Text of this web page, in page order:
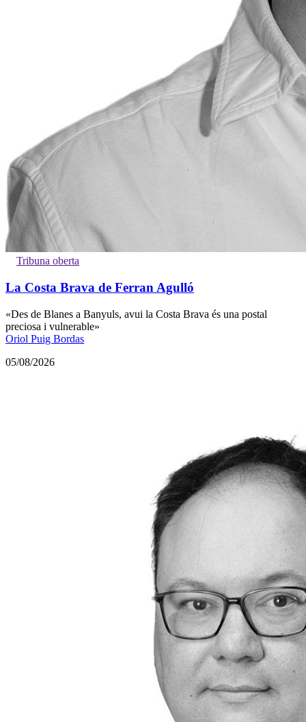
Tribuna oberta
La Costa Brava de Ferran Agulló
«Des de Blanes a Banyuls, avui la Costa Brava és una postal
preciosa i vulnerable»
Oriol Puig Bordas
05/08/2026